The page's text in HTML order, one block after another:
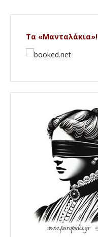
Τα «Μανταλάκια»!